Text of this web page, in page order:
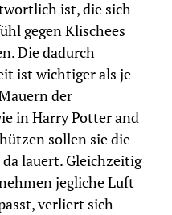
ist, die sich
gegen Klischees
Die dadurch
ist wichtiger als je
der
in Harry Potter and
sollen sie die
lauert. Gleichzeitig
jegliche Luft
verliert sich